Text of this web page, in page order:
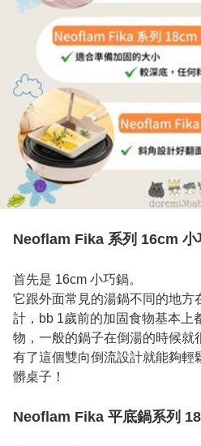
Neoflam Fika 系列 16cm 小
首先是 16cm 小巧鍋。
它跟外面常見的湯鍋不同的地方
計，bb 1歲前的加固食物基本上
物，一般的鍋子在倒湯的時候就
有了這個雙向倒流設計就能夠輕
髒桌子！
Neoflam Fika 平底鍋系列